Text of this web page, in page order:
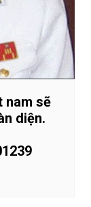
nam sẽ
diện.